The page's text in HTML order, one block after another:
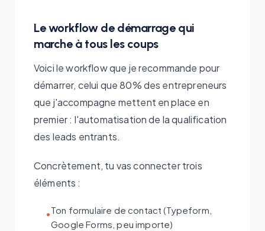
Le workflow de démarrage qui
marche à tous les coups
Voici le workflow que je recommande pour
démarrer, celui que 80% des entrepreneurs
que j'accompagne mettent en place en
premier : l'automatisation de la qualification
des leads entrants.
Concrètement, tu vas connecter trois
éléments :
•Ton formulaire de contact (Typeform,
Google Forms, peu importe)